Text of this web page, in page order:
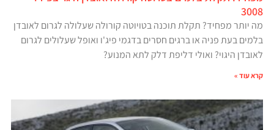
3008
מה יותר מפחיד? תקלת תוכנה בטויוטה קורולה שעלולה לגרום לאובדן
בלמים בעת פניה או ברגים חסרים בדגמי פיג'ו ואופל שעלולים לגרום
לאובדן היגוי? ואולי דליפת דלק לתא המנוע?
קרא עוד »